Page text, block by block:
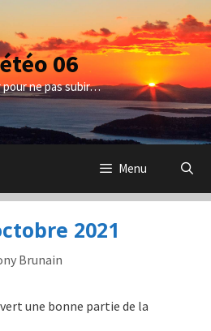
06
pour ne pas subir…
Menu
2021
Brunain
une bonne partie de la